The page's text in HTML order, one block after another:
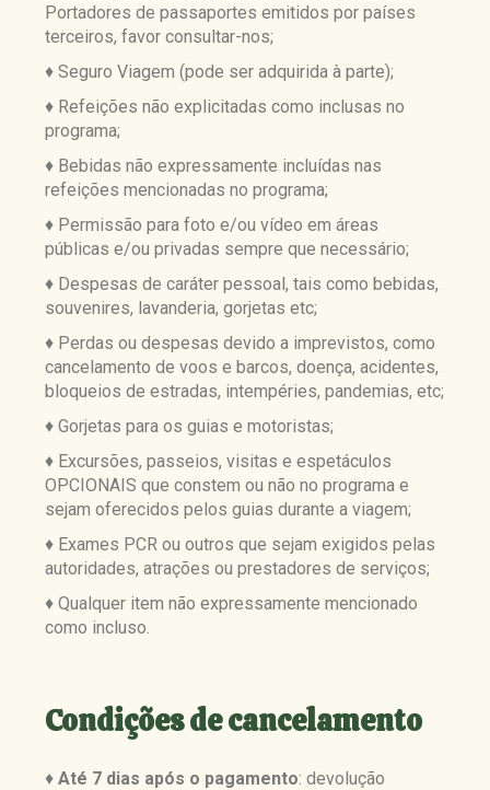
Portadores de passaportes emitidos por países
terceiros, favor consultar-nos;
♦ Seguro Viagem (pode ser adquirida à parte);
♦ Refeições não explicitadas como inclusas no
programa;
♦ Bebidas não expressamente incluídas nas
refeições mencionadas no programa;
♦ Permissão para foto e/ou vídeo em áreas
públicas e/ou privadas sempre que necessário;
♦ Despesas de caráter pessoal, tais como bebidas,
souvenires, lavanderia, gorjetas etc;
♦ Perdas ou despesas devido a imprevistos, como
cancelamento de voos e barcos, doença, acidentes,
bloqueios de estradas, intempéries, pandemias, etc;
♦ Gorjetas para os guias e motoristas;
♦ Excursões, passeios, visitas e espetáculos
OPCIONAIS que constem ou não no programa e
sejam oferecidos pelos guias durante a viagem;
♦ Exames PCR ou outros que sejam exigidos pelas
autoridades, atrações ou prestadores de serviços;
♦ Qualquer item não expressamente mencionado
como incluso.
Condições de cancelamento
♦Até 7 dias após o pagamento: devolução